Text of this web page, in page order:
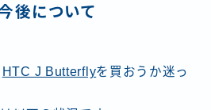
ジ
記
後について
HTC J Butterflyを買おうか迷っ